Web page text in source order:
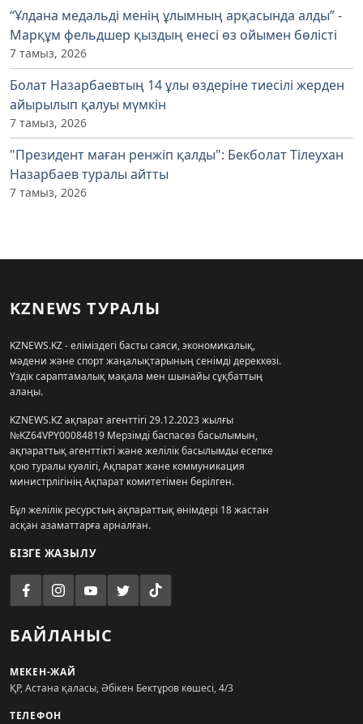
“Ұлдана медальді менің ұлымның арқасында алды” -
Марқұм фельдшер қыздың енесі өз ойымен бөлісті
7 тамыз, 2026
Болат Назарбаевтың 14 ұлы өздеріне тиесілі жерден
айырылып қалуы мүмкін
7 тамыз, 2026
"Президент маған ренжіп қалды": Бекболат Тілеухан
Назарбаев туралы айтты
7 тамыз, 2026
KZNEWS ТУРАЛЫ
KZNEWS.KZ - еліміздегі басты саяси, экономикалық,
мәдени және спорт жаңалықтарының сенімді дереккөзі.
Үздік сараптамалық мақала мен шынайы сұқбаттың
алаңы.
KZNEWS.KZ ақпарат агенттігі 29.12.2023 жылғы
№KZ64VPY00084819 Мерзімді баспасөз басылымын,
ақпараттық агенттікті және желілік басылымды есепке
қою туралы куәлігі, Ақпарат және коммуникация
министрлігінің Ақпарат комитетімен берілген.
Бұл желілік ресурстың ақпараттық өнімдері 18 жастан
асқан азаматтарға арналған.
БІЗГЕ ЖАЗЫЛУ
БАЙЛАНЫС
МЕКЕН-ЖАЙ
ҚР, Астана қаласы, Әбікен Бектұров көшесі, 4/3
ТЕЛЕФОН